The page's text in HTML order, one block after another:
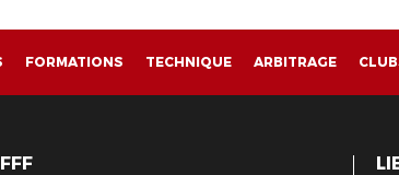
FORMATIONS TECHNIQUE ARBITRAGE